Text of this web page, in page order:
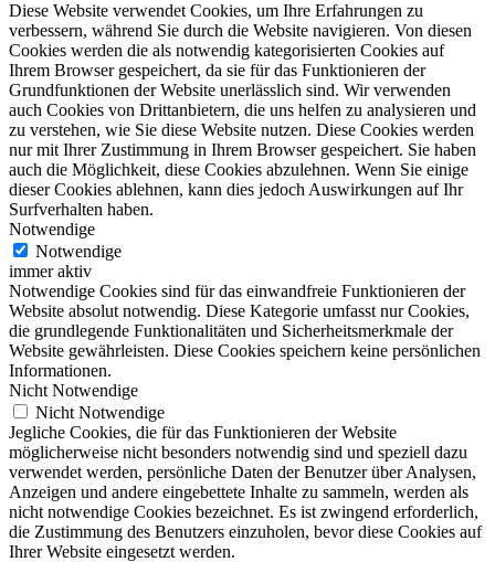
Diese Website verwendet Cookies, um Ihre Erfahrungen zu
verbessern, während Sie durch die Website navigieren. Von diesen
Cookies werden die als notwendig kategorisierten Cookies auf
Ihrem Browser gespeichert, da sie für das Funktionieren der
Grundfunktionen der Website unerlässlich sind. Wir verwenden
auch Cookies von Drittanbietern, die uns helfen zu analysieren und
zu verstehen, wie Sie diese Website nutzen. Diese Cookies werden
nur mit Ihrer Zustimmung in Ihrem Browser gespeichert. Sie haben
auch die Möglichkeit, diese Cookies abzulehnen. Wenn Sie einige
dieser Cookies ablehnen, kann dies jedoch Auswirkungen auf Ihr
Surfverhalten haben.
Notwendige
Notwendige
immer aktiv
Notwendige Cookies sind für das einwandfreie Funktionieren der
Website absolut notwendig. Diese Kategorie umfasst nur Cookies,
die grundlegende Funktionalitäten und Sicherheitsmerkmale der
Website gewährleisten. Diese Cookies speichern keine persönlichen
Informationen.
Nicht Notwendige
Nicht Notwendige
Jegliche Cookies, die für das Funktionieren der Website
möglicherweise nicht besonders notwendig sind und speziell dazu
verwendet werden, persönliche Daten der Benutzer über Analysen,
Anzeigen und andere eingebettete Inhalte zu sammeln, werden als
nicht notwendige Cookies bezeichnet. Es ist zwingend erforderlich,
die Zustimmung des Benutzers einzuholen, bevor diese Cookies auf
Ihrer Website eingesetzt werden.